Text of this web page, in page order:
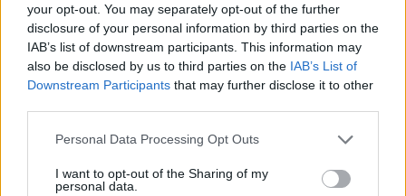
your opt-out. You may separately opt-out of the further
disclosure of your personal information by third parties on the
IAB’s list of downstream participants. This information may
also be disclosed by us to third parties on the IAB’s List of
Downstream Participants that may further disclose it to other
Personal Data Processing Opt Outs
I want to opt-out of the Sharing of my
personal data.